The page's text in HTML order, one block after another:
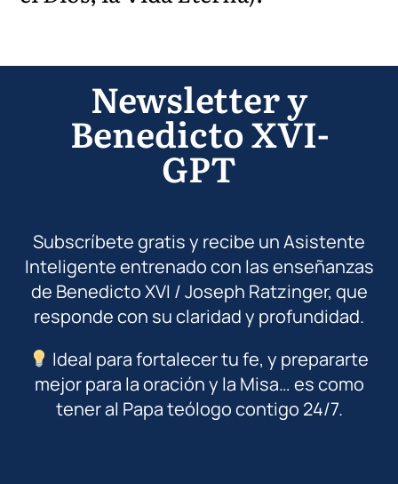
Newsletter y
Benedicto XVI-
GPT
Subscríbete gratis y recibe un Asistente
Inteligente entrenado con las enseñanzas
de Benedicto XVI / Joseph Ratzinger, que
responde con su claridad y profundidad.
Ideal para fortalecer tu fe, y prepararte
mejor para la oración y la Misa… es como
tener al Papa teólogo contigo 24/7.